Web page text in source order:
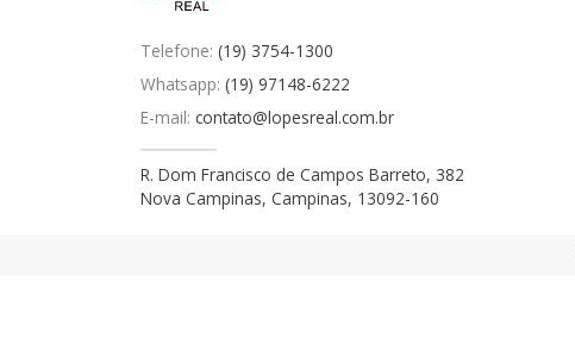
Telefone: (19) 3754-1300
Whatsapp: (19) 97148-6222
E-mail: contato@lopesreal.com.br
R. Dom Francisco de Campos Barreto, 382
Nova Campinas, Campinas, 13092-160